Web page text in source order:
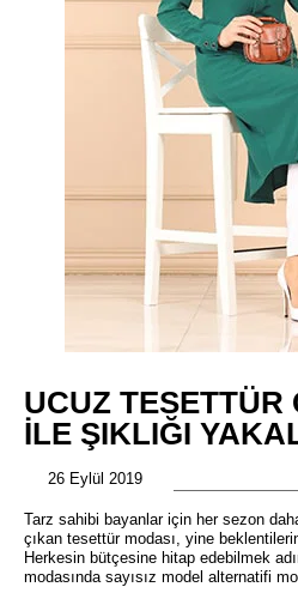
UCUZ TESETTÜR
İLE ŞIKLIĞI
26 Eylül 2019
Tarz sahibi bayanlar için her sezon
çıkan tesettür modası, yine
Herkesin bütçesine hitap edebilmek
modasında sayısız model alternatifi